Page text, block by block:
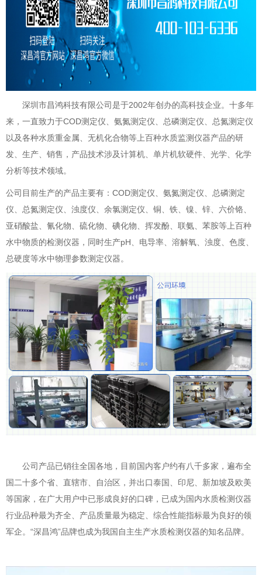
深圳市昌鸿科技有限公司是于2002年创办的高科技企业。十多年
来，一直致力于COD测定仪、氨氮测定仪、总磷测定仪、总氮测定仪
以及各种水质重金属、无机化合物等上百种水质监测仪器产品的研
发、生产、销售，产品技术涉及计算机、单片机软硬件、光学、化学
分析等技术领域。
公司目前生产的产品主要有：COD测定仪、氨氮测定仪、总磷测定
仪、总氮测定仪、浊度仪、余氯测定仪、铜、铁、镍、锌、六价铬、
亚硝酸盐、氰化物、硫化物、碘化物、挥发酚、联氨、苯胺等上百种
水中物质的检测仪器，同时生产pH、电导率、溶解氧、浊度、色度、
总硬度等水中物理参数测定仪器。
公司产品已销往全国各地，目前国内客户约有八千多家，遍布全
国二十多个省、直辖市、自治区，并出口泰国、印尼、新加坡及欧美
等国家，在广大用户中已形成良好的口碑，已成为国内水质检测仪器
行业品种最为齐全、产品质量最为稳定、综合性能指标最为良好的领
军企。“深昌鸿”品牌也成为我国自主生产水质检测仪器的知名品牌。